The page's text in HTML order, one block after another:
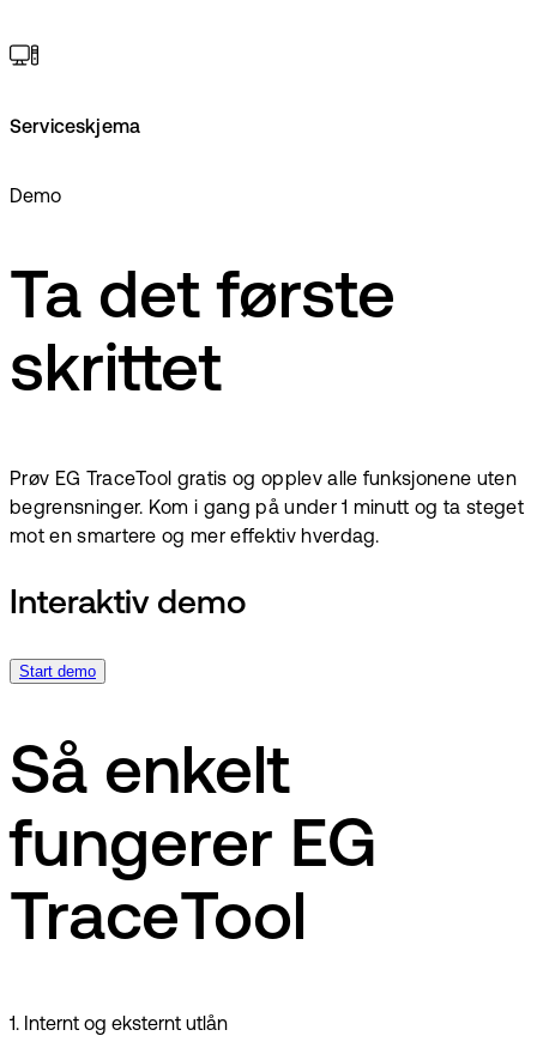
Serviceskjema
Demo
Ta det første
skrittet
Prøv EG TraceTool gratis og opplev alle funksjonene uten
begrensninger. Kom i gang på under 1 minutt og ta steget
mot en smartere og mer effektiv hverdag.
Interaktiv demo
Start demo
Så enkelt
fungerer EG
TraceTool
1. Internt og eksternt utlån